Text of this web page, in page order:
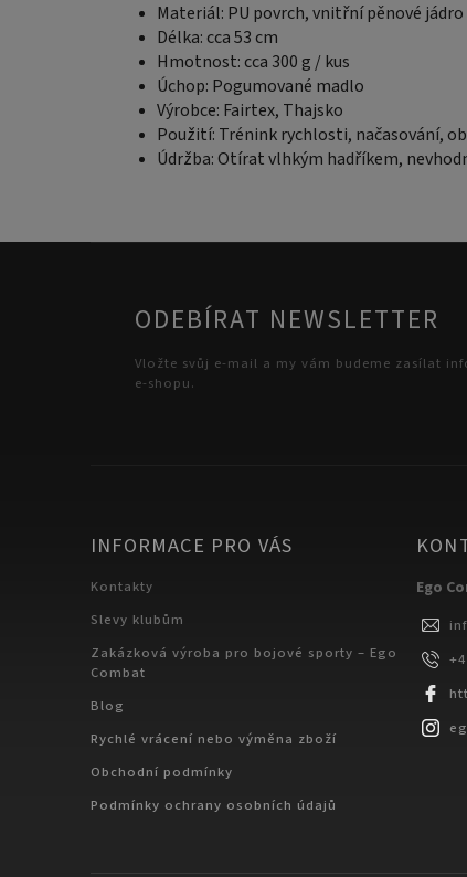
Materiál: PU povrch, vnitřní pěnové jádro
Délka: cca 53 cm
Hmotnost: cca 300 g / kus
Úchop: Pogumované madlo
Výrobce: Fairtex, Thajsko
Použití: Trénink rychlosti, načasování,
Údržba: Otírat vlhkým hadříkem,
ODEBÍRAT NEWSLETTER
Vložte svůj e-mail a my vám budeme zasílat
e-shopu.
INFORMACE PRO VÁS
Kontakty
Slevy klubům
Zakázková výroba pro bojové sporty – Ego
Combat
Blog
Rychlé vrácení nebo výměna zboží
Obchodní podmínky
Podmínky ochrany osobních údajů
Ego